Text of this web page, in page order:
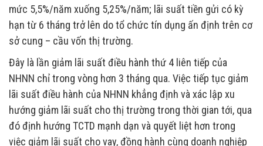
mức 5,5%/năm xuống 5,25%/năm; lãi suất tiền gửi có kỳ
hạn từ 6 tháng trở lên do tổ chức tín dụng ấn định trên cơ
sở cung – cầu vốn thị trường.
Đây là lần giảm lãi suất điều hành thứ 4 liên tiếp của
NHNN chỉ trong vòng hơn 3 tháng qua. Việc tiếp tục giảm
lãi suất điều hành của NHNN khẳng định và xác lập xu
hướng giảm lãi suất cho thị trường trong thời gian tới, qua
đó định hướng TCTD mạnh dạn và quyết liệt hơn trong
việc giảm lãi suất cho vay, đồng hành cùng doanh nghiệp